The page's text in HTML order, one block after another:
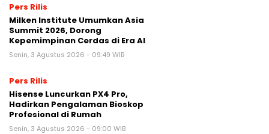
Pers Rilis
Milken Institute Umumkan Asia
Summit 2026, Dorong
Kepemimpinan Cerdas di Era AI
Senin, 3 Agustus 2026 - 09:49 WIB
Pers Rilis
Hisense Luncurkan PX4 Pro,
Hadirkan Pengalaman Bioskop
Profesional di Rumah
Senin, 3 Agustus 2026 - 09:00 WIB